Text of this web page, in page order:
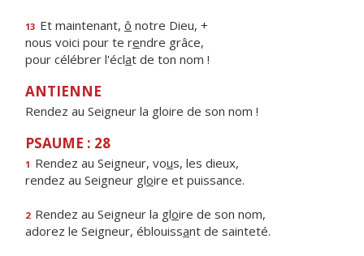
13 Et maintenant, ô notre Dieu, +
nous voici pour te rendre grâce,
pour célébrer l'éclat de ton nom !
ANTIENNE
Rendez au Seigneur la gloire de son nom !
PSAUME : 28
1 Rendez au Seigneur, vous, les dieux,
rendez au Seigneur gloire et puissance.
2 Rendez au Seigneur la gloire de son nom,
adorez le Seigneur, éblouissant de sainteté.